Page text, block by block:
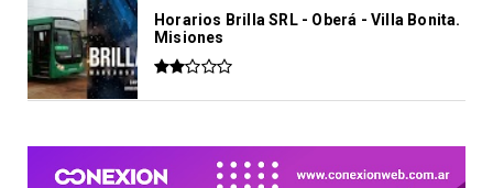
Horarios Brilla SRL - Oberá - Villa Bonita.
Misiones